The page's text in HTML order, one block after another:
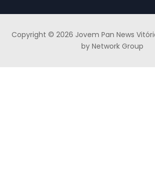
Copyright © 2026 Jovem Pan News
by Network Group